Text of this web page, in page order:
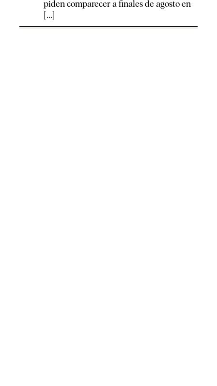
piden comparecer a finales de agosto en
[...]